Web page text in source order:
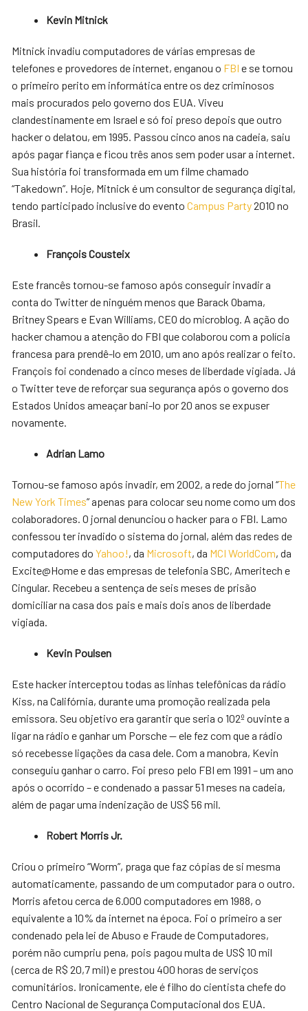
Kevin Mitnick
Mitnick invadiu computadores de várias empresas de
telefones e provedores de internet, enganou o FBI e se tornou
o primeiro perito em informática entre os dez criminosos
mais procurados pelo governo dos EUA. Viveu
clandestinamente em Israel e só foi preso depois que outro
hacker o delatou, em 1995. Passou cinco anos na cadeia, saiu
após pagar fiança e ficou três anos sem poder usar a internet.
Sua história foi transformada em um filme chamado
“Takedown”. Hoje, Mitnick é um consultor de segurança digital,
tendo participado inclusive do eventoCampus Party2010 no
Brasil.
François Cousteix
Este francês tornou-se famoso após conseguir invadir a
conta do Twitter de ninguém menos que Barack Obama,
Britney Spears e Evan Williams, CEO do microblog. A ação do
hacker chamou a atenção do FBI que colaborou com a polícia
francesa para prendê-lo em 2010, um ano após realizar o feito.
François foi condenado a cinco meses de liberdade vigiada. Já
o Twitter teve de reforçar sua segurança após o governo dos
Estados Unidos ameaçar bani-lo por 20 anos se expuser
novamente.
Adrian Lamo
Tornou-se famoso após invadir, em 2002, a rede do jornal “The
New York Times” apenas para colocar seu nome como um dos
colaboradores. O jornal denunciou o hacker para o FBI. Lamo
confessou ter invadido o sistema do jornal, além das redes de
computadores doYahoo!, da Microsoft, da MCI WorldCom, da
Excite@Home e das empresas de telefonia SBC, Ameritech e
Cingular. Recebeu a sentença de seis meses de prisão
domiciliar na casa dos pais e mais dois anos de liberdade
vigiada.
Kevin Poulsen
Este hacker interceptou todas as linhas telefônicas da rádio
Kiss, na Califórnia, durante uma promoção realizada pela
emissora. Seu objetivo era garantir que seria o 102º ouvinte a
ligar na rádio e ganhar um Porsche — ele fez com que a rádio
só recebesse ligações da casa dele. Com a manobra, Kevin
conseguiu ganhar o carro. Foi preso pelo FBI em 1991 – um ano
após o ocorrido – e condenado a passar 51 meses na cadeia,
além de pagar uma indenização de US$ 56 mil.
Robert Morris Jr.
Criou o primeiro “Worm”, praga que faz cópias de si mesma
automaticamente, passando de um computador para o outro.
Morris afetou cerca de 6.000 computadores em 1988, o
equivalente a 10% da internet na época. Foi o primeiro a ser
condenado pela lei de Abuso e Fraude de Computadores,
porém não cumpriu pena, pois pagou multa de US$ 10 mil
(cerca de R$ 20,7 mil) e prestou 400 horas de serviços
comunitários. Ironicamente, ele é filho do cientista chefe do
Centro Nacional de Segurança Computacional dos EUA.